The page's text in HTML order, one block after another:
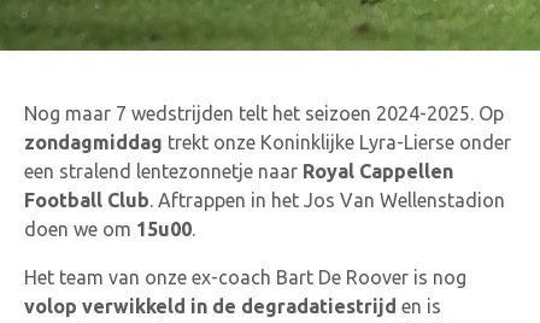
Nog maar 7 wedstrijden telt het seizoen 2024-2025. Op
zondagmiddag trekt onze Koninklijke Lyra-Lierse onder
een stralend lentezonnetje naar Royal Cappellen
Football Club. Aftrappen in het Jos Van Wellenstadion
doen we om 15u00.
Het team van onze ex-coach Bart De Roover is nog
volop verwikkeld in de degradatiestrijd en is